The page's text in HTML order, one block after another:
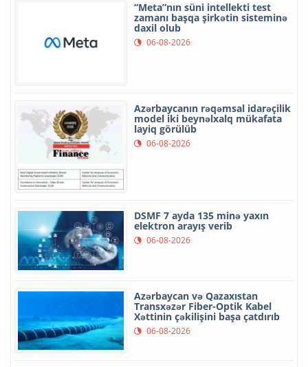
“Meta”nın süni intellekti test
zamanı başqa şirkətin sisteminə
daxil olub
06-08-2026
Azərbaycanın rəqəmsal idarəçilik
model iki beynəlxalq mükafata
layiq görülüb
06-08-2026
DSMF 7 ayda 135 minə yaxın
elektron arayış verib
06-08-2026
Azərbaycan və Qazaxıstan
Transxəzər Fiber-Optik Kabel
Xəttinin çəkilişini başa çatdırıb
06-08-2026